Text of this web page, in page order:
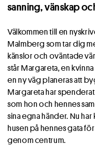
sanning, vänskap
Välkommen till en
Malmberg som tar dig
känslor och oväntade
står Margareta, en
en ny väg planeras att
Margareta har
som hon och hennes
sina egna händer. Nu
husen på hennes gata
genom centrum.